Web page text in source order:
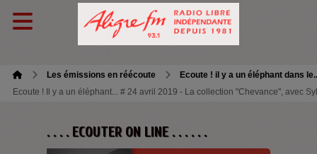
Les émissions en réécoute
Ecoute ! il y a un éléphant dans
Ecoute ! Il y a un éléphant... # 24 avril 2019 - La collection "Chevance", avec
. . . . ECOUTER ON LINE . . . . . .